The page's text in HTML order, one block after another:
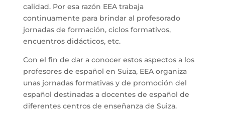
calidad. Por esa razón EEA trabaja
continuamente para brindar al profesorado
jornadas de formación, ciclos formativos,
encuentros didácticos, etc.
Con el fin de dar a conocer estos aspectos a los
profesores de español en Suiza, EEA organiza
unas jornadas formativas y de promoción del
español destinadas a docentes de español de
diferentes centros de enseñanza de Suiza.